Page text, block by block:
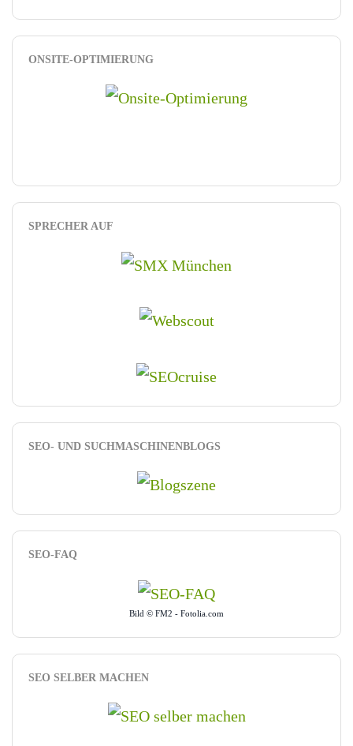
ONSITE-OPTIMIERUNG
SPRECHER AUF
SEO- UND SUCHMASCHINENBLOGS
SEO-FAQ
Bild © FM2 - Fotolia.com
SEO SELBER MACHEN